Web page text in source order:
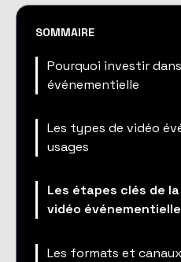
SOMMAIRE
Pourquoi investir
événementielle
Les types de vidéo
usages
Les étapes clés de
vidéo événementielle
Les formats et